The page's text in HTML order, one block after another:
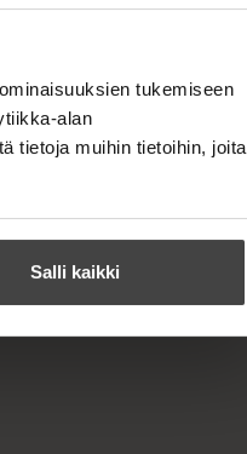
tukemiseen
alan
tietoja muihin tietoihin, joita
Salli kaikki